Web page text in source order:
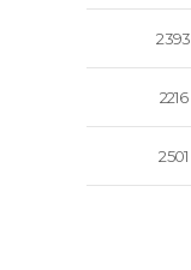
2393
2216
2501